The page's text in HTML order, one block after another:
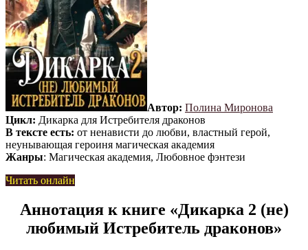
Автор: Полина Миронова
Цикл: Дикарка для Истребителя драконов
В тексте есть: от ненависти до любви, властный герой,
неунывающая героиня магическая академия
Жанры: Магическая академия, Любовное фэнтези
Читать онлайн
Аннотация к книге «Дикарка 2 (не)
любимый Истребитель драконов»